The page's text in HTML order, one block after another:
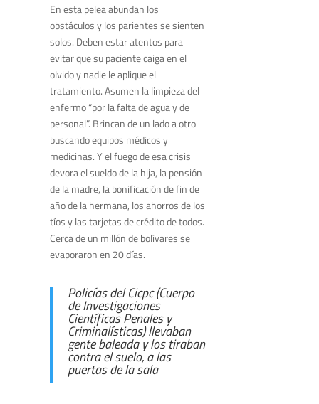
En esta pelea abundan los
obstáculos y los parientes se sienten
solos. Deben estar atentos para
evitar que su paciente caiga en el
olvido y nadie le aplique el
tratamiento. Asumen la limpieza del
enfermo “por la falta de agua y de
personal”. Brincan de un lado a otro
buscando equipos médicos y
medicinas. Y el fuego de esa crisis
devora el sueldo de la hija, la pensión
de la madre, la bonificación de fin de
año de la hermana, los ahorros de los
tíos y las tarjetas de crédito de todos.
Cerca de un millón de bolívares se
evaporaron en 20 días.
Policías del Cicpc (Cuerpo
de Investigaciones
Científicas Penales y
Criminalísticas) llevaban
gente baleada y los tiraban
contra el suelo, a las
puertas de la sala